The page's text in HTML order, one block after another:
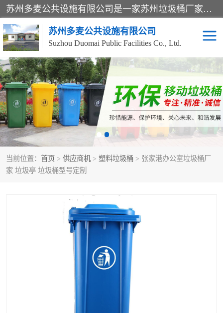
苏州多麦公共设施有限公司是一家苏州垃圾桶厂家，主营：塑料垃圾桶、分类果皮箱、户外园林椅、保安岗亭等产品厂家。全国统一热线电话：17105580222。公司组建完善的团队。设计人员，能根据客户要求，提供适合的设计方案，来满足客户的需求。
苏州多麦公共设施有限公司
Suzhou Duomai Public Facilities Co., Ltd.
当前位置： 首页 > 供应商机 > 塑料垃圾桶 > 张家港办公室垃圾桶厂
家 垃圾亭 垃圾桶型号定制
办公室脚踩垃圾桶 保安岗亭
分类果皮箱 公园椅
垃圾分类房 塑料垃圾桶
防疫岗亭 吸烟岗亭